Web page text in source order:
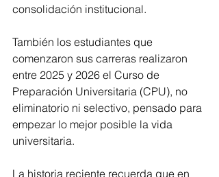
consolidación institucional.
También los estudiantes que
comenzaron sus carreras realizaron
entre 2025 y 2026 el Curso de
Preparación Universitaria (CPU), no
eliminatorio ni selectivo, pensado para
empezar lo mejor posible la vida
universitaria.
La historia reciente recuerda que en